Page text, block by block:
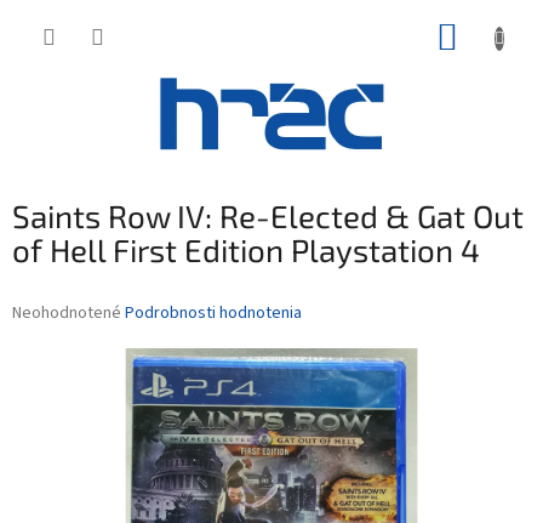
Saints Row IV: Re-Elected & Gat Out
of Hell First Edition Playstation 4
Priemerné
Neohodnotené Podrobnosti hodnotenia